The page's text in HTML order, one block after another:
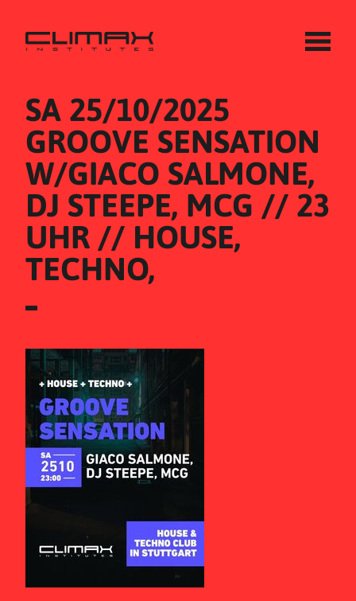
SA 25/10/2025
GROOVE SENSATION
W/GIACO SALMONE,
DJ STEEPE, MCG // 23
UHR // HOUSE,
TECHNO,